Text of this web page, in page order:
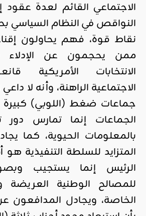
الاجتماعي القائم لعدة
النواقص في النظام السياسي
نقاط قوة، فهم يحاولون
ممن يحجمون عن الإدلاء
الانتخابات الأمريكية
الاجتماعية الراهنة، وأنه لا
جماعات ضغط (اللوبي) كبيرة
الجماعات إنما تمارس دور
بالمعلومات الحيوية، كما
المتزايد للسلطة التنفيذية هو
الرئيس إنما يستجيب
للمصالح الوطنية
الخاصة، ويجادل المدافعون